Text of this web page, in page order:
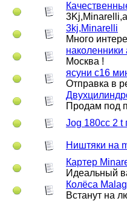
3kj,Minarelli
Много
Москва !
ясуни с16
Отправка в
Продам под
Jog 180cc 2 t
Ништяки на
Картер
Идеальный
Колёса
Встанут на